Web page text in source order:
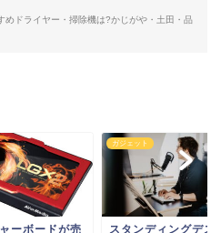
めドライヤー・掃除機は?かじがや・土田・品
ィングデスクが
ガジェット
テプラテープが売